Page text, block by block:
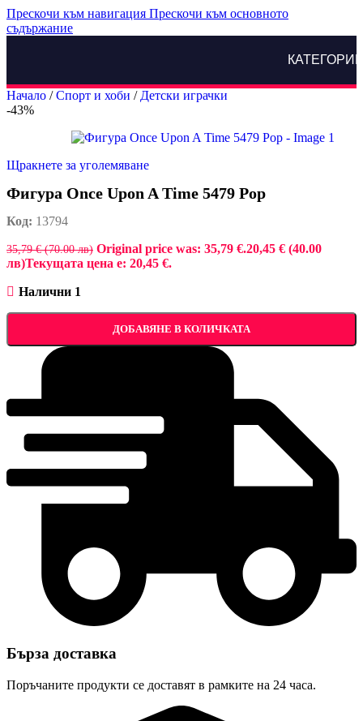
Прескочи към навигация Прескочи към основното
съдържание
Начало / Спорт и хоби / Детски играчки
-43%
Щракнете за уголемяване
Фигура Once Upon A Time 5479 Pop
Код: 13794
35,79 € (70.00 лв) Original price was: 35,79 €.20,45 € (40.00
лв)Текущата цена е: 20,45 €.
Налични 1
ДОБАВЯНЕ В КОЛИЧКАТА
Бърза доставка
Поръчаните продукти се доставят в рамките на 24 часа.